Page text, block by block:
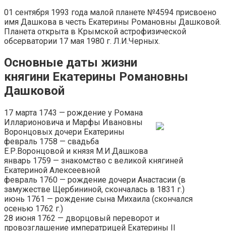
01 сентября 1993 года малой планете №4594 присвоено
имя Дашкова в честь Екатерины Романовны Дашковой.
Планета открыта в Крымской астрофизической
обсерватории 17 мая 1980 г. Л.И.Черных.
Основные даты жизни
княгини Екатерины Романовны
Дашковой
17 марта 1743 — рождение у Романа
Илларионовича и Марфы Ивановны
Воронцовых дочери Екатерины
февраль 1758 — свадьба
Е.Р.Воронцовой и князя М.И.Дашкова
январь 1759 — знакомство с великой княгиней
Екатериной Алексеевной
февраль 1760 — рождение дочери Анастасии (в
замужестве Щербининой, скончалась в 1831 г.)
июнь 1761 — рождение сына Михаила (скончался
осенью 1762 г.)
28 июня 1762 — дворцовый переворот и
провозглашение императрицей Екатерины II